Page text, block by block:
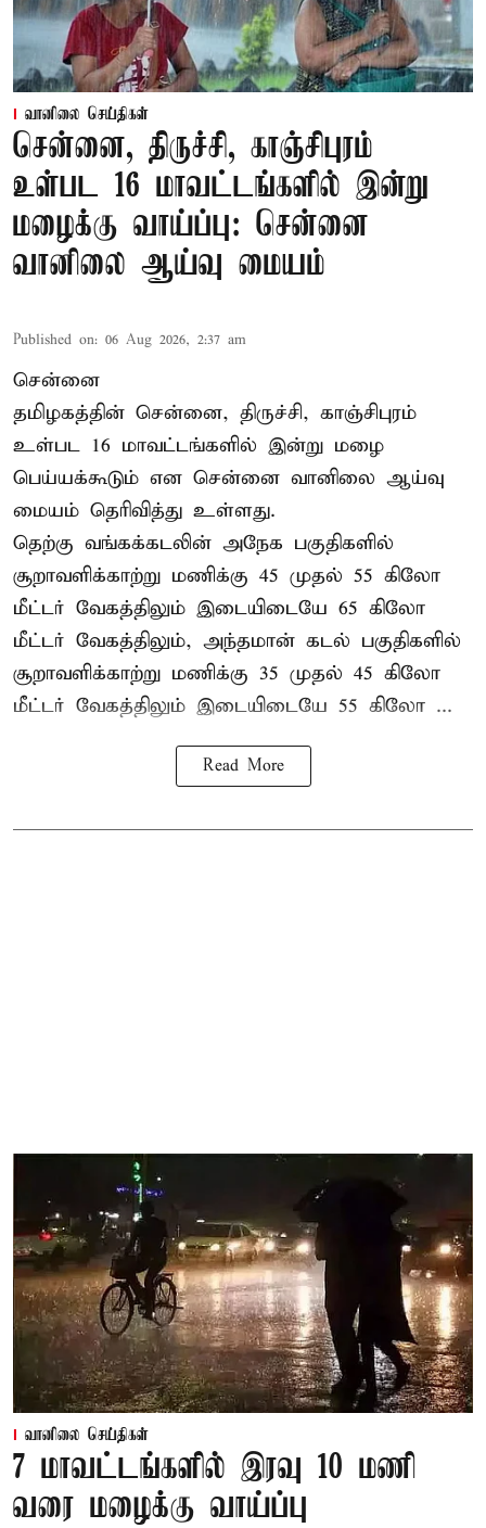
வானிலை செய்திகள்
சென்னை, திருச்சி, காஞ்சிபுரம்
உள்பட 16 மாவட்டங்களில் இன்று
மழைக்கு வாய்ப்பு: சென்னை
வானிலை ஆய்வு மையம்
Published on: 06 Aug 2026, 2:37 am
சென்னை
தமிழகத்தின் சென்னை, திருச்சி, காஞ்சிபுரம்
உள்பட 16 மாவட்டங்களில் இன்று மழை
பெய்யக்கூடும் என சென்னை வானிலை ஆய்வு
மையம் தெரிவித்து உள்ளது.
தெற்கு வங்கக்கடலின் அநேக பகுதிகளில்
சூறாவளிக்காற்று மணிக்கு 45 முதல் 55 கிலோ
மீட்டர் வேகத்திலும் இடையிடையே 65 கிலோ
மீட்டர் வேகத்திலும், அந்தமான் கடல் பகுதிகளில்
சூறாவளிக்காற்று மணிக்கு 35 முதல் 45 கிலோ
மீட்டர் வேகத்திலும் இடையிடையே 55 கிலோ ...
Read More
வானிலை செய்திகள்
7 மாவட்டங்களில் இரவு 10 மணி
வரை மழைக்கு வாய்ப்பு